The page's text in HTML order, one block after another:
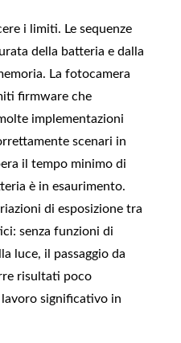
i limiti. Le sequenze
della batteria e dalla
La fotocamera
firmware che
implementazioni
scenari in
il tempo minimo di
è in esaurimento.
di esposizione tra
senza funzioni di
luce, il passaggio da
risultati poco
significativo in